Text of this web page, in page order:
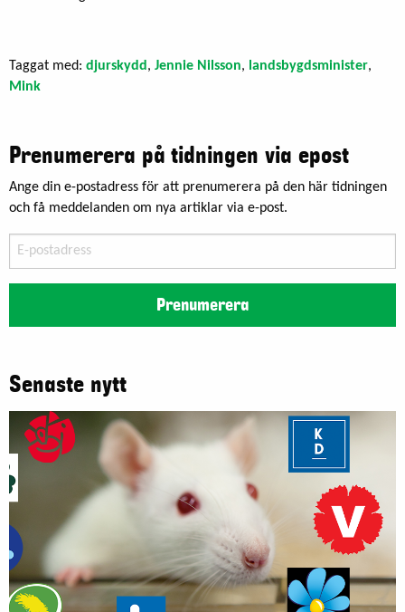
Taggat med: djurskydd , Jennie Nilsson, landsbygdsminister,
Mink
Prenumerera på tidningen via epost
Ange din e-postadress för att prenumerera på den här tidningen
och få meddelanden om nya artiklar via e-post.
postadress
Prenumerera
Senaste nytt